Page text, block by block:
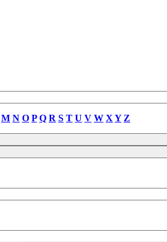
M N O P Q R S T U V W X Y Z